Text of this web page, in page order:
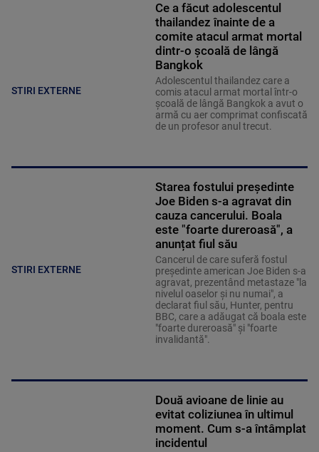
STIRI EXTERNE
Ce a făcut adolescentul
thailandez înainte de a
comite atacul armat mortal
dintr-o școală de lângă
Bangkok
Adolescentul thailandez care a
comis atacul armat mortal într-o
şcoală de lângă Bangkok a avut o
armă cu aer comprimat confiscată
de un profesor anul trecut.
STIRI EXTERNE
Starea fostului președinte
Joe Biden s-a agravat din
cauza cancerului. Boala
este "foarte dureroasă", a
anunțat fiul său
Cancerul de care suferă fostul
preşedinte american Joe Biden s-a
agravat, prezentând metastaze "la
nivelul oaselor şi nu numai", a
declarat fiul său, Hunter, pentru
BBC, care a adăugat că boala este
"foarte dureroasă" şi "foarte
invalidantă".
Două avioane de linie au
evitat coliziunea în ultimul
moment. Cum s-a întâmplat
incidentul